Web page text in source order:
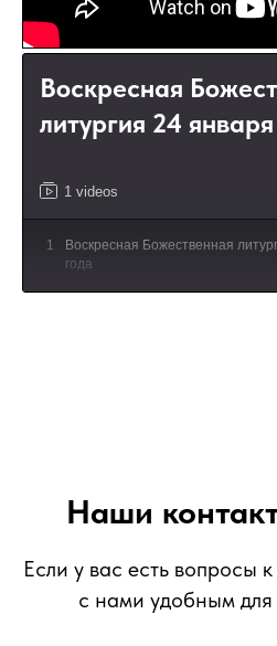
Воскресная
литургия 24
1 videos
1
Воскресная Божественная
года
Наши
Если у вас есть вопросы
с нами удобным